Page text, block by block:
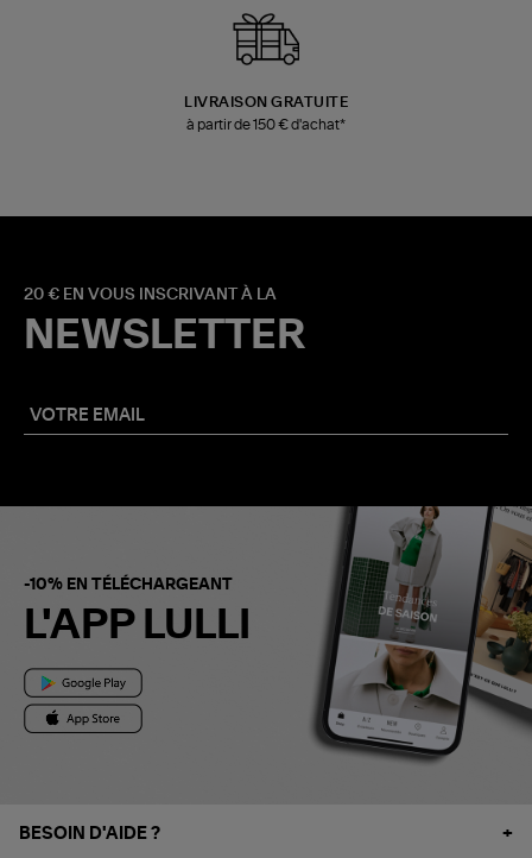
LIVRAISON GRATUITE
à partir de 150 € d'achat*
20 € EN VOUS INSCRIVANT À LA
NEWSLETTER
-10% EN TÉLÉCHARGEANT
L'APP LULLI
BESOIN D'AIDE ?